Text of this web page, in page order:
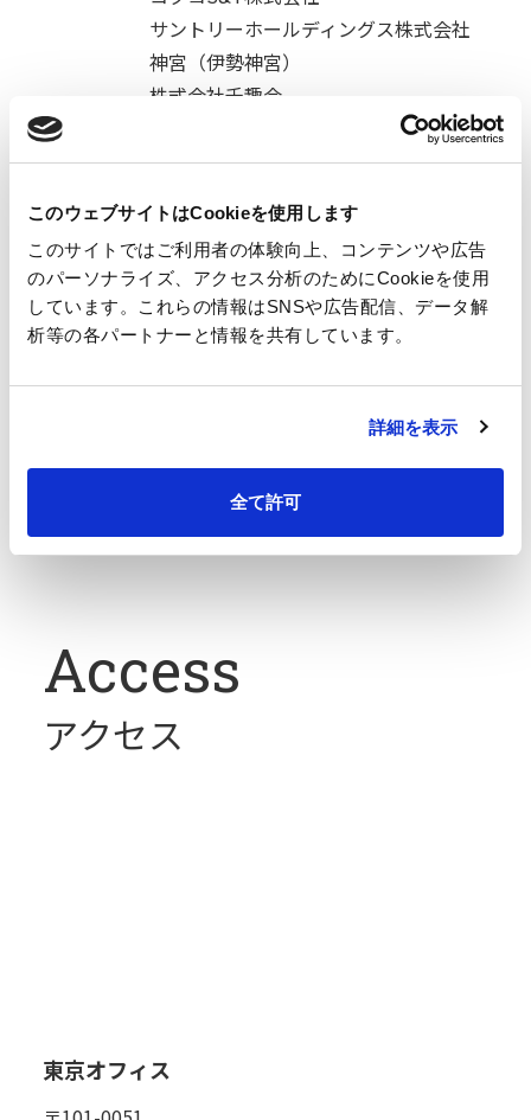
このウェブサイトはCookieを使用します
このサイトではご利用者の体験向上、コンテンツや広告
のパーソナライズ、アクセス分析のためにCookieを使用
しています。これらの情報はSNSや広告配信、データ解
析等の各パートナーと情報を共有しています。
詳細を表示
全て許可
サントリーホールディングス株式会社
神宮（伊勢神宮）
株式会社千趣会
株式会社ソニー・ミュージックコミュ
ニケーションズ
株式会社デザインフィル
株式会社ナゴヤキャッスル
株式会社日米英語学院
名糖産業株式会社
株式会社ベネッセコーポレーション
UCC上島珈琲株式会社
Access
アクセス
東京オフィス